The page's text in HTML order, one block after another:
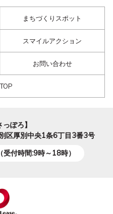
まちづくりスポット
スマイルアクション
お問い合わせ
っぽろ】
区厚別中央1条6丁目3番3号
付時間:9時～18時）